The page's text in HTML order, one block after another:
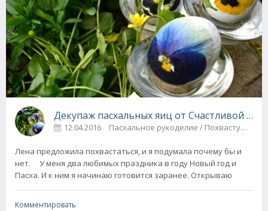
Декупаж пасхальных яиц от Счастливой
12.04.2016 Пасхальное рукоделие / Похвастушки
Лена предложила похвастаться, и я подумала почему бы и
нет. У меня два любимых праздника в году Новый год и
Пасха. И к ним я начинаю готовится заранее. Открываю
Комментировать